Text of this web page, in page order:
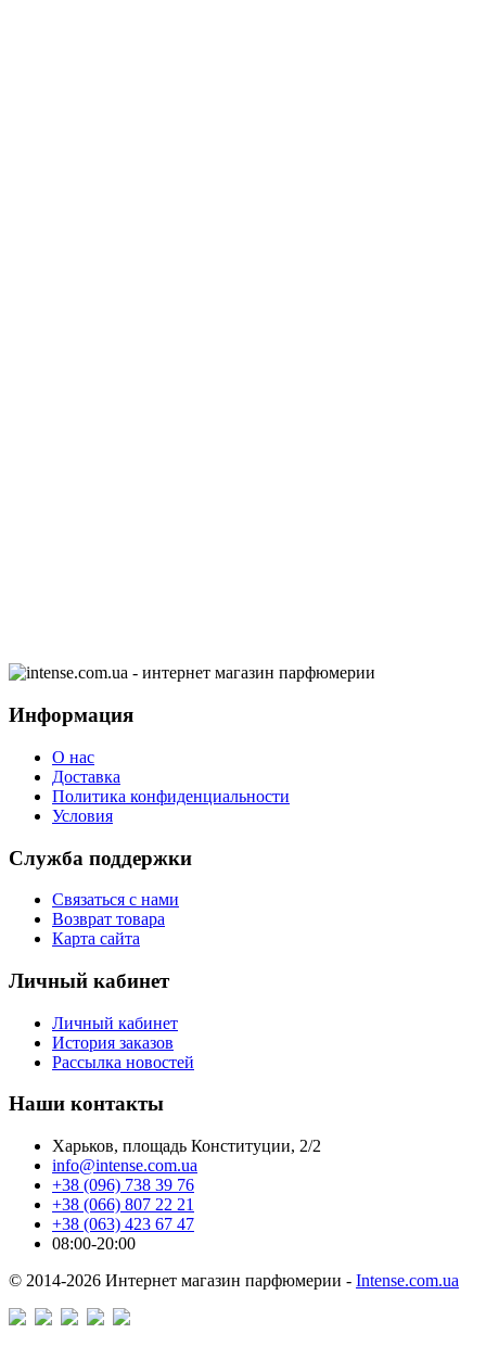
Информация
О нас
Доставка
Политика конфиденциальности
Условия
Служба поддержки
Связаться с нами
Возврат товара
Карта сайта
Личный кабинет
Личный кабинет
История заказов
Рассылка новостей
Наши контакты
Харьков, площадь Конституции, 2/2
info@intense.com.ua
+38 (096) 738 39 76
+38 (066) 807 22 21
+38 (063) 423 67 47
08:00-20:00
© 2014-2026 Интернет магазин парфюмерии - Intense.com.ua